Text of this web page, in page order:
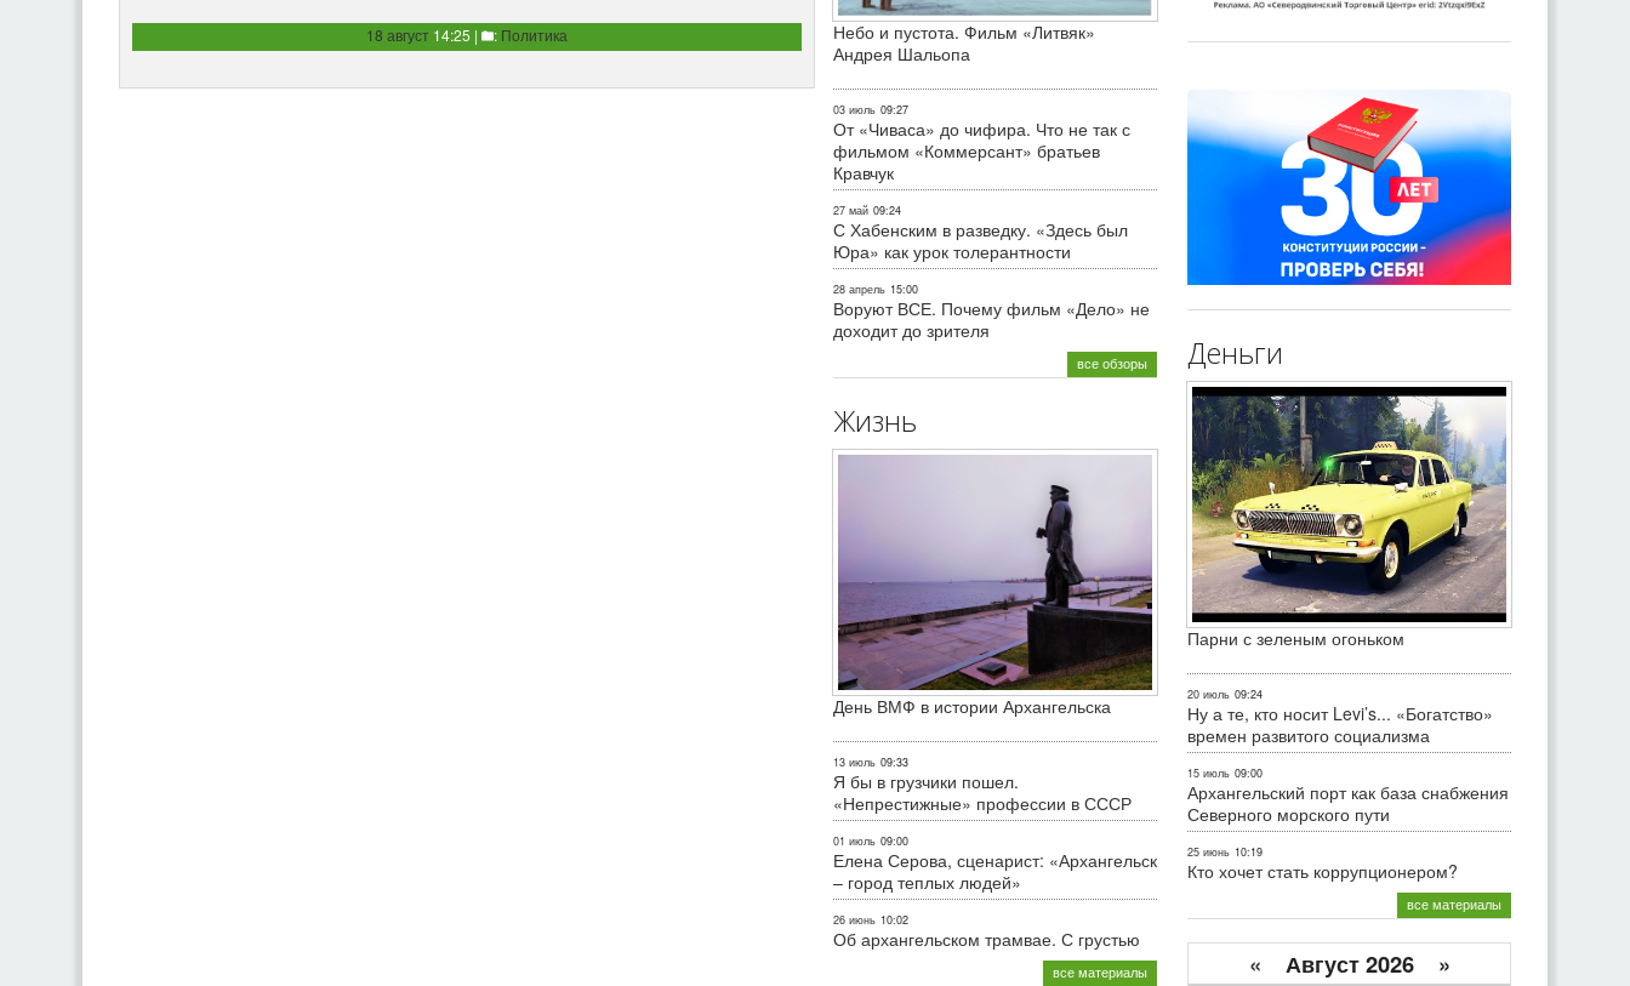
18 август 14:25 | : Политика
Небо и пустота. Фильм «Литвяк»
Андрея Шальопа
03 июль 09:27
От «Чиваса» до чифира. Что не так с
фильмом «Коммерсант» братьев
Кравчук
27 май 09:24
С Хабенским в разведку. «Здесь был
Юра» как урок толерантности
28 апрель 15:00
Воруют ВСЕ. Почему фильм «Дело» не
доходит до зрителя
все обзоры
Жизнь
День ВМФ в истории Архангельска
13 июль 09:33
Я бы в грузчики пошел.
«Непрестижные» профессии в СССР
01 июль 09:00
Елена Серова, сценарист: «Архангельск
– город теплых людей»
26 июнь 10:02
Об архангельском трамвае. С грустью
все материалы
Деньги
Парни с зеленым огоньком
20 июль 09:24
Ну а те, кто носит Levi’s... «Богатство»
времен развитого социализма
15 июль 09:00
Архангельский порт как база снабжения
Северного морского пути
25 июнь 10:19
Кто хочет стать коррупционером?
все материалы
« Август 2026 »